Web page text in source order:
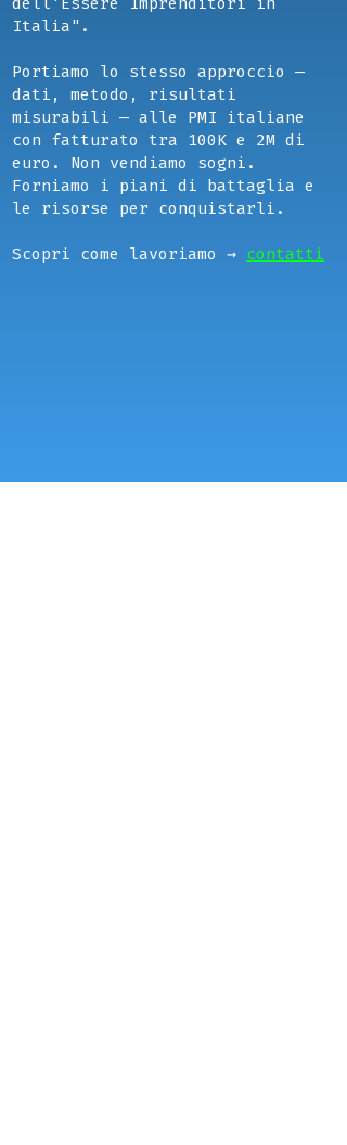
Italia".
Portiamo lo stesso approccio —
dati, metodo, risultati
misurabili — alle PMI italiane
con fatturato tra 100K e 2M di
euro. Non vendiamo sogni.
Forniamo i piani di battaglia e
le risorse per conquistarli.
Scopri come lavoriamo → contatti